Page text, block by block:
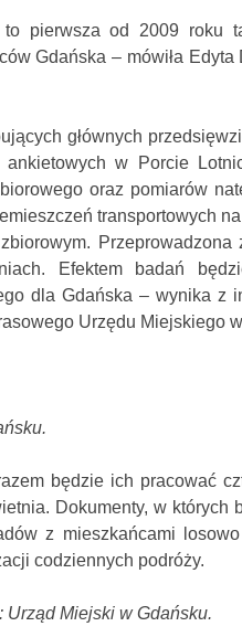
pierwsza od 2009 roku
Gdańska – mówiła
głównych
ankietowych w Porcie
oraz pomiarów
transportowych
Przeprowadzona
Efektem badań
dla Gdańska – wynika z
Urzędu Miejskiego
będzie ich pracować
Dokumenty, w których
z mieszkańcami
codziennych podróży.
Urząd Miejski w Gdańsku.